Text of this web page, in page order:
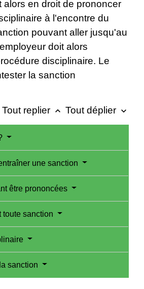
alors en droit de prononcer
à l'encontre du
pouvant aller jusqu'au
doit alors
disciplinaire. Le
la sanction
Tout replier keyboard_arrow_up Tout déplier keyboard_arrow_down
une sanction
être prononcées
toute sanction
sanction